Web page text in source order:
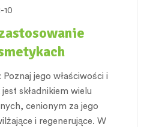
10
jego właściwości i
składnikiem wielu
cenionym za jego
i regenerujące. W